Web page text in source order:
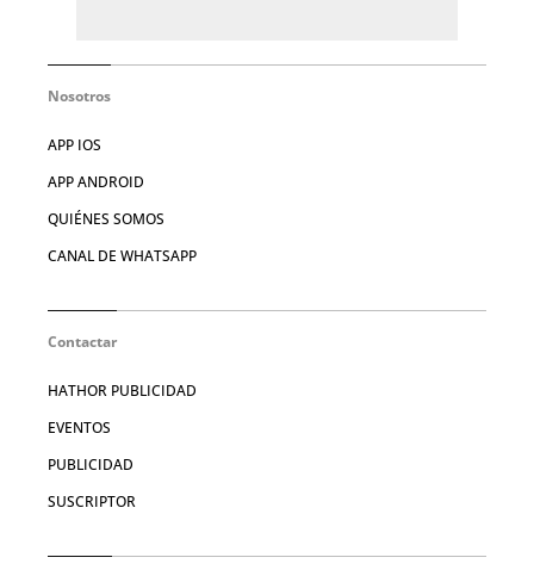
Nosotros
APP IOS
APP ANDROID
QUIÉNES SOMOS
CANAL DE WHATSAPP
Contactar
HATHOR PUBLICIDAD
EVENTOS
PUBLICIDAD
SUSCRIPTOR